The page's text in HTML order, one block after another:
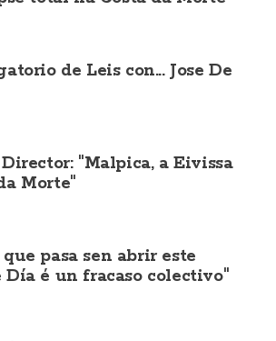
de Leis con... Jose De
"Malpica, a Eivissa
Morte"
pasa sen abrir este
Día é un fracaso colectivo"